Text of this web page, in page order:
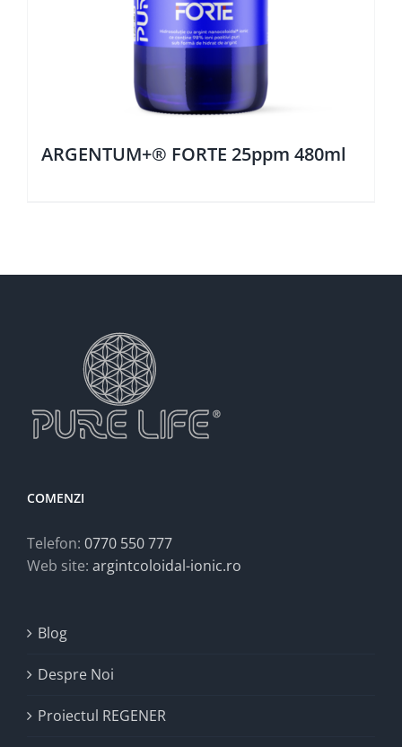
ARGENTUM+® FORTE 25ppm 480ml
COMENZI
Telefon: 0770 550 777
Web site: argintcoloidal-ionic.ro
Blog
Despre Noi
Proiectul REGENER